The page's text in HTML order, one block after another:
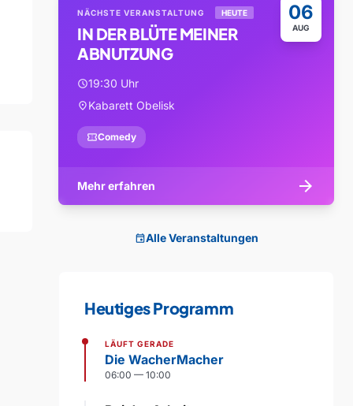
06
AUG
NÄCHSTE VERANSTALTUNG HEUTE
IN DER BLÜTE MEINER
ABNUTZUNG
schedule19:30 Uhr
location_onKabarett Obelisk
confirmation_numberComedy
Mehr erfahren arrow_forward
eventAlle Veranstaltungen
Heutiges Programm
LÄUFT GERADE
Die WacherMacher
06:00 — 10:00